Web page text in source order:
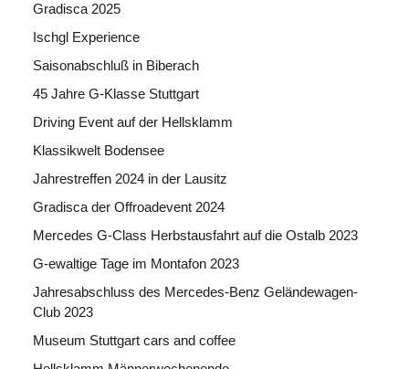
Gradisca 2025
Ischgl Experience
Saisonabschluß in Biberach
45 Jahre G-Klasse Stuttgart
Driving Event auf der Hellsklamm
Klassikwelt Bodensee
Jahrestreffen 2024 in der Lausitz
Gradisca der Offroadevent 2024
Mercedes G-Class Herbstausfahrt auf die Ostalb 2023
G-ewaltige Tage im Montafon 2023
Jahresabschluss des Mercedes-Benz Geländewagen-
Club 2023
Museum Stuttgart cars and coffee